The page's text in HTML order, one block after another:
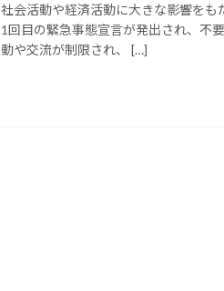
社会活動や経済活動に大きな影響を
1回目の緊急事態宣言が発出され、不
動や交流が制限され、 […]